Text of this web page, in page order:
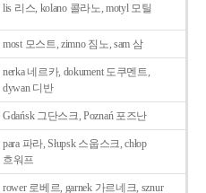
lis 리스, kolano 콜라노, motyl 모틸
most 모스트, zimno 짐노, sam 삼
nerka 네르카, dokument 도쿠멘트,
dywan 디반
Gdańsk 그단스크, Poznań 포즈난
para 파라, Słupsk 스웁스크, chłop
흐워프
rower 로베르, garnek 가르네크, sznur